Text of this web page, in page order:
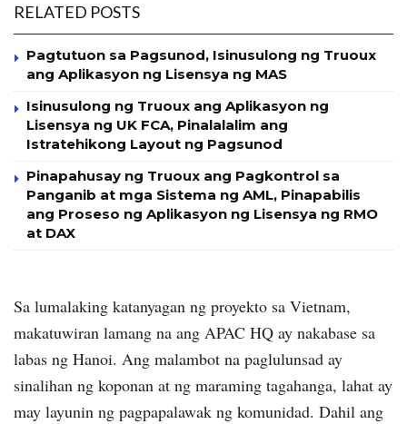
RELATED POSTS
Pagtutuon sa Pagsunod, Isinusulong ng Truoux
ang Aplikasyon ng Lisensya ng MAS
Isinusulong ng Truoux ang Aplikasyon ng
Lisensya ng UK FCA, Pinalalalim ang
Istratehikong Layout ng Pagsunod
Pinapahusay ng Truoux ang Pagkontrol sa
Panganib at mga Sistema ng AML, Pinapabilis
ang Proseso ng Aplikasyon ng Lisensya ng RMO
at DAX
Sa lumalaking katanyagan ng proyekto sa Vietnam,
makatuwiran lamang na ang APAC HQ ay nakabase sa
labas ng Hanoi. Ang malambot na paglulunsad ay
sinalihan ng koponan at ng maraming tagahanga, lahat ay
may layunin ng pagpapalawak ng komunidad. Dahil ang